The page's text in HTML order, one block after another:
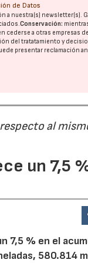
de Datos
a nuestra(s) newsletter(s).
Conservación:
cederse a otras empresas
del tratatamiento y
presentar reclamación
al
un 7,5
7,5 % en el
580.814